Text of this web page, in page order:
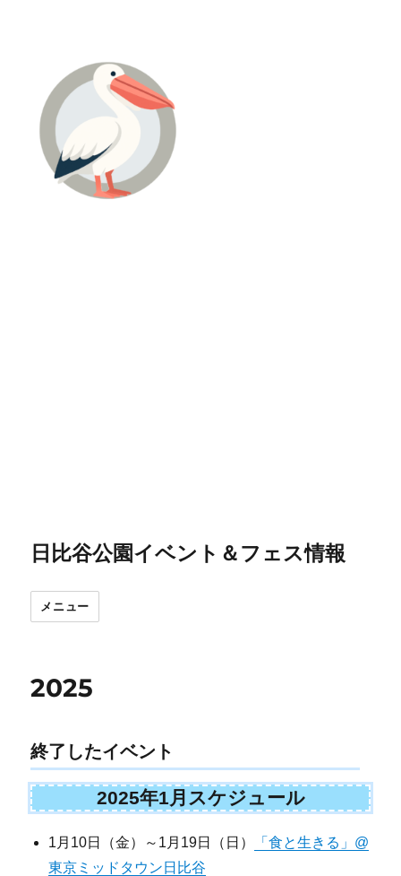
日比谷公園イベント＆フェス情報
メニュー
2025
終了したイベント
2025年1月スケジュール
1月10日（金）～1月19日（日）
「食と生きる」@
東京ミッドタウン日比谷